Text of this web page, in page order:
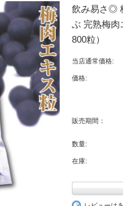
飲み易さ◎
ぶ 完熟梅
800粒）
当店通常価格:
価格:
販売期間：
数量:
在庫: